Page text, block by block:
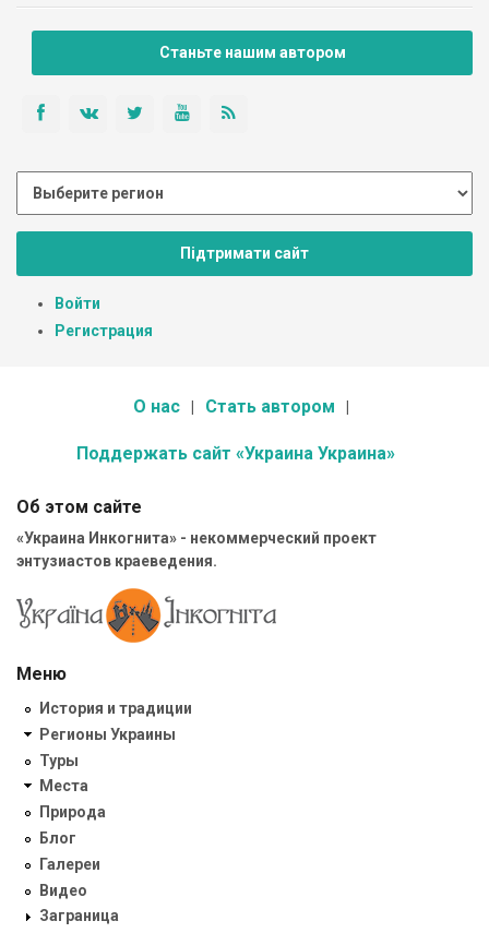
Станьте нашим автором
Підтримати сайт
Войти
Регистрация
О нас Стать автором
Поддержать сайт «Украина Украина»
Об этом сайте
«Украина Инкогнита» - некоммерческий проект
энтузиастов краеведения.
Меню
История и традиции
Регионы Украины
Туры
Места
Природа
Блог
Галереи
Видео
Заграница